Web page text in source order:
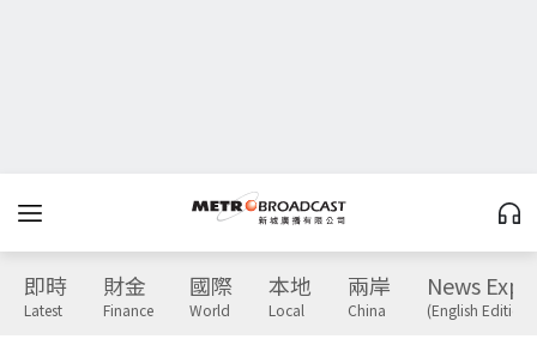
即時
Latest
財金
Finance
國際
World
本地
Local
兩岸
China
News
(English Edition)